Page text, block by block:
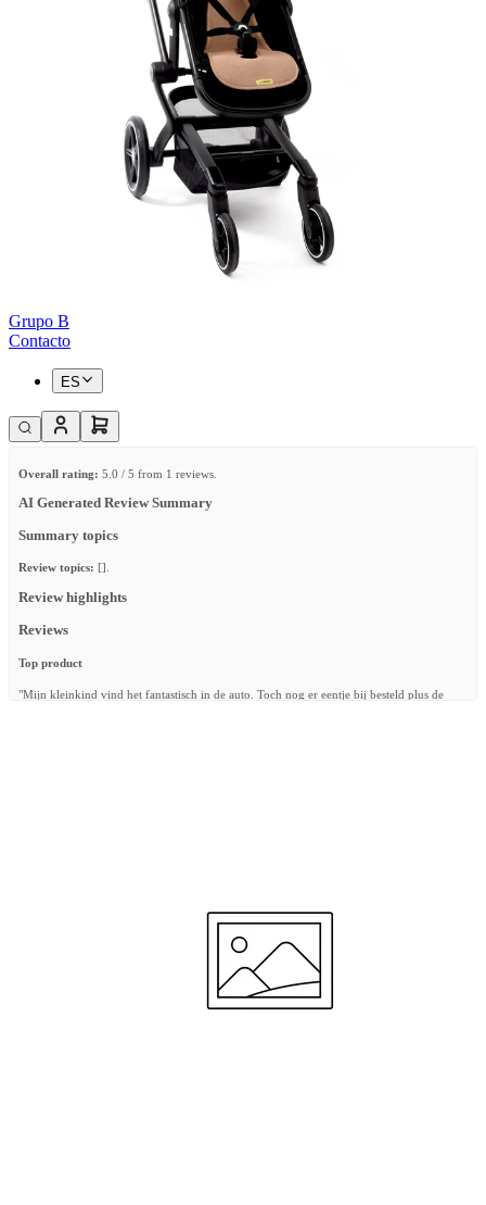
Grupo B
Contacto
ES
Overall rating: 5.0 / 5 from 1 reviews.
AI Generated Review Summary
Summary topics
Review topics: [].
Review highlights
Reviews
Top product
"Mijn kleinkind vind het fantastisch in de auto. Toch nog er eentje bij besteld plus de